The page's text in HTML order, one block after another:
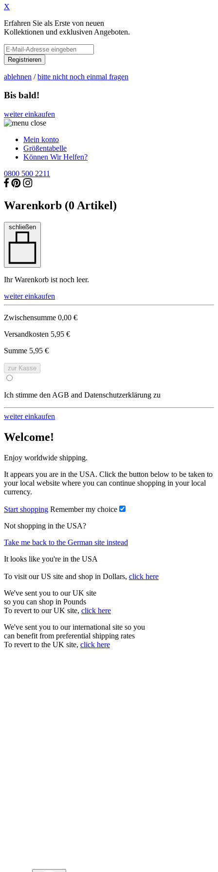
X
Erfahren Sie als Erste von neuen
Kollektionen und exklusiven Angeboten.
Registrieren
ablehnen /bitte nicht noch einmal fragen
Bis bald!
weiter einkaufen
Mein konto
Größentabelle
Können Wir Helfen?
0800 500 2211
Warenkorb (0 Artikel)
schließen
Ihr Warenkorb ist noch leer.
weiter einkaufen
Zwischensumme 0,00 €
Versandkosten 5,95 €
Summe 5,95 €
zur Kasse
Ich stimme den AGB and Datenschutzerklärung zu
weiter einkaufen
Welcome!
Enjoy worldwide shipping.
It appears you are in the USA. Click the button below to be taken to
your local website where you can continue shopping in your local
currency.
Start shopping Remember my choice
Not shopping in the USA?
Take me back to the German site instead
It looks like you're in the USA
To visit our US site and shop in Dollars, click here
We've sent you to our UK site
so you can shop in Pounds
To revert to our UK site, click here
We've sent you to our international site so you
can benefit from preferential shipping rates
To revert to the UK site, click here